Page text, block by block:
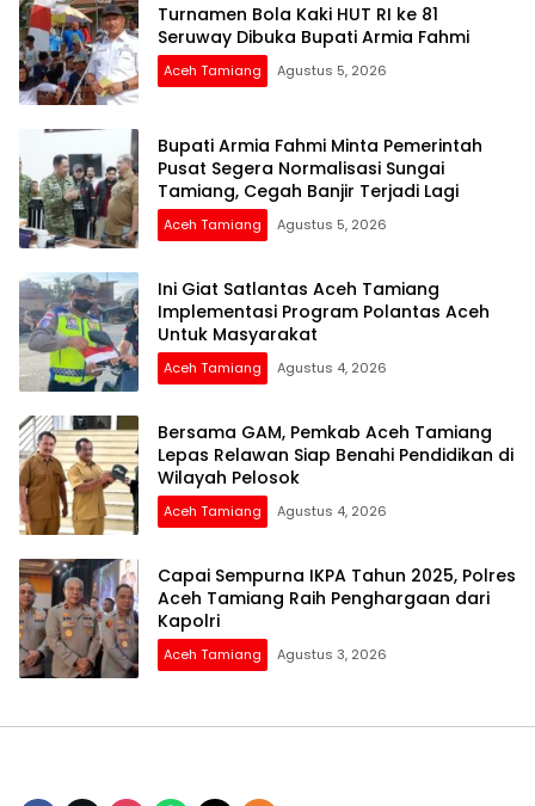
Turnamen Bola Kaki HUT RI ke 81
Seruway Dibuka Bupati Armia Fahmi
Aceh Tamiang Agustus 5, 2026
Bupati Armia Fahmi Minta Pemerintah
Pusat Segera Normalisasi Sungai
Tamiang, Cegah Banjir Terjadi Lagi
Aceh Tamiang Agustus 5, 2026
Ini Giat Satlantas Aceh Tamiang
Implementasi Program Polantas Aceh
Untuk Masyarakat
Aceh Tamiang Agustus 4, 2026
Bersama GAM, Pemkab Aceh Tamiang
Lepas Relawan Siap Benahi Pendidikan di
Wilayah Pelosok
Aceh Tamiang Agustus 4, 2026
Capai Sempurna IKPA Tahun 2025, Polres
Aceh Tamiang Raih Penghargaan dari
Kapolri
Aceh Tamiang Agustus 3, 2026